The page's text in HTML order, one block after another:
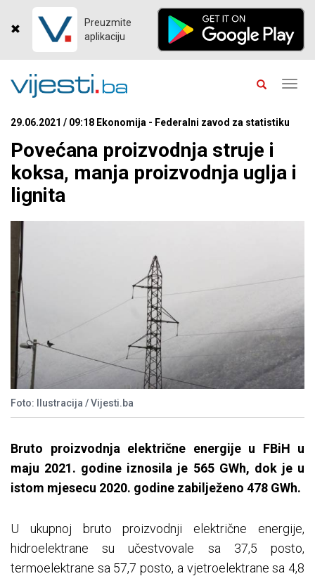
Preuzmite
aplikaciju
29.06.2021 / 09:18 Ekonomija - Federalni zavod za statistiku
Povećana proizvodnja struje i
koksa, manja proizvodnja uglja i
lignita
Foto: Ilustracija / Vijesti.ba
Bruto proizvodnja električne energije u FBiH u
maju 2021. godine iznosila je 565 GWh, dok je u
istom mjesecu 2020. godine zabilježeno 478 GWh.
U ukupnoj bruto proizvodnji električne energije,
hidroelektrane su učestvovale sa 37,5 posto,
termoelektrane sa 57,7 posto, a vjetroelektrane sa 4,8